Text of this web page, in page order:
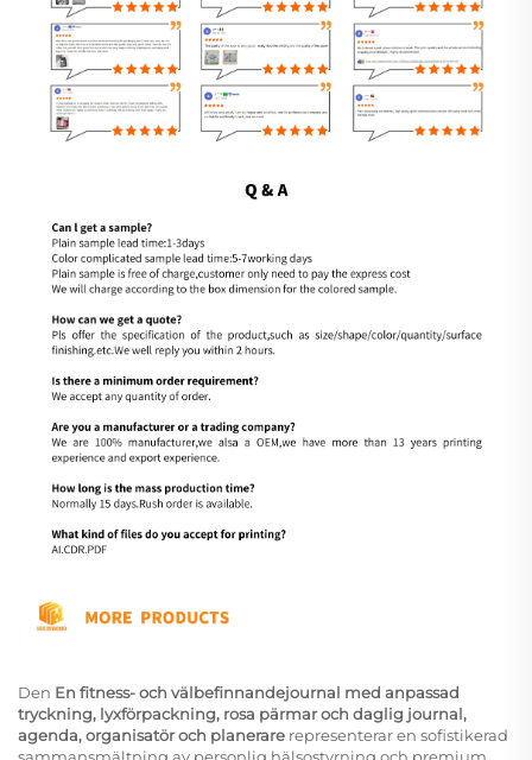
Den En fitness- och välbefinnandejournal med anpassad
tryckning, lyxförpackning, rosa pärmar och daglig journal,
agenda, organisatör och planerare representerar en sofistikerad